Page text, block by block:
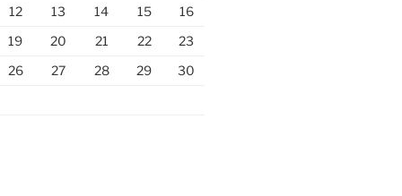
12 13 14 15
16
19 20 21 22
23
26 27 28 29
30